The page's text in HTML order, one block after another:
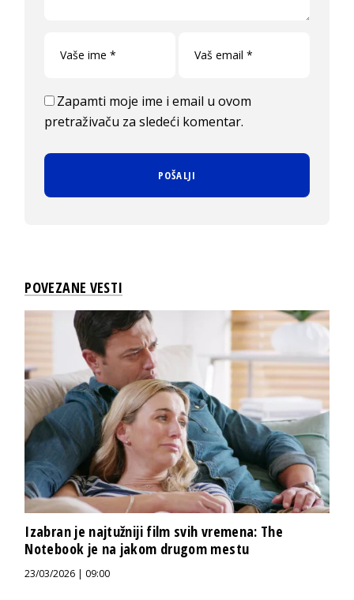
Zapamti moje ime i email u ovom
pretraživaču za sledeći komentar.
POVEZANE VESTI
Izabran je najtužniji film svih vremena: The
Notebook je na jakom drugom mestu
23/03/2026 | 09:00